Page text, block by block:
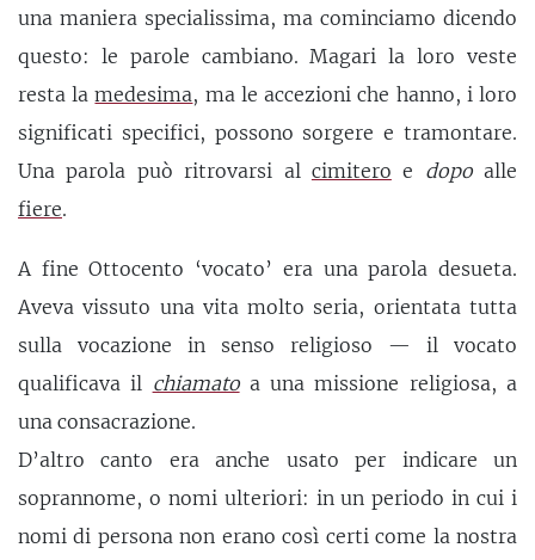
una maniera specialissima, ma cominciamo dicendo
questo: le parole cambiano. Magari la loro veste
resta lamedesima, ma le accezioni che hanno, i loro
significati specifici, possono sorgere e tramontare.
Una parola può ritrovarsi al cimitero e dopoalle
fiere.
A fine Ottocento ‘vocato’ era una parola desueta.
Aveva vissuto una vita molto seria, orientata tutta
sulla vocazione in senso religioso — il vocato
qualificava il chiamatoa una missione religiosa, a
una consacrazione.
D’altro canto era anche usato per indicare un
soprannome, o nomi ulteriori: in un periodo in cui i
nomi di persona non erano così certi come la nostra